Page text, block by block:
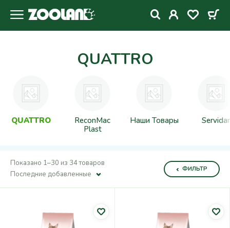
QUATTRO
QUATTRO
ReconMac
Plast
Наши Товары Servidar
Показано 1–30 из 34 товаров
Последние добавленные
ФИЛЬТР